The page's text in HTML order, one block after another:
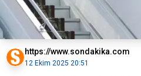
https://www.sondakika.com
12 Ekim 2025 20:51